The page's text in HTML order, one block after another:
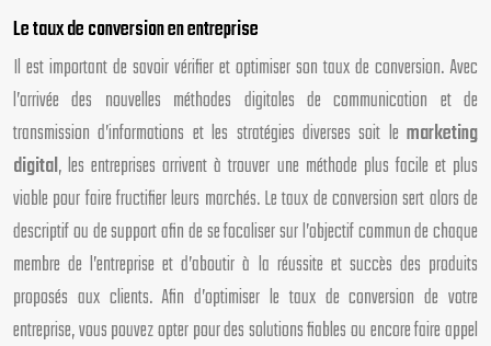
Le taux de conversion en entreprise
Il est important de savoir vérifier et optimiser son taux de conversion. Avec
l’arrivée des nouvelles méthodes digitales de communication et de
transmission d’informations et les stratégies diverses soit le marketing
digital, les entreprises arrivent à trouver une méthode plus facile et plus
viable pour faire fructifier leurs marchés. Le taux de conversion sert alors de
descriptif ou de support afin de se focaliser sur l’objectif commun de chaque
membre de l’entreprise et d’aboutir à la réussite et succès des produits
proposés aux clients. Afin d’optimiser le taux de conversion de votre
entreprise, vous pouvez opter pour des solutions fiables ou encore faire appel